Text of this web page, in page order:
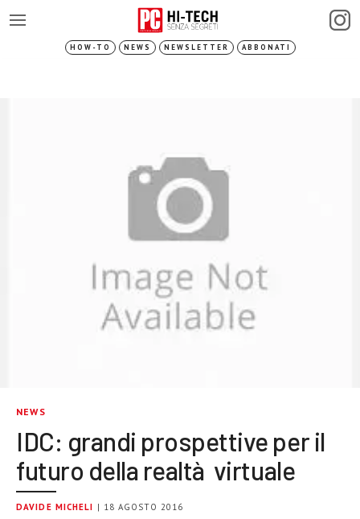
HOW-TO NEWS NEWSLETTER ABBONATI
NEWS
IDC: grandi prospettive per il
futuro della realtà virtuale
DAVIDE MICHELI | 18 AGOSTO 2016